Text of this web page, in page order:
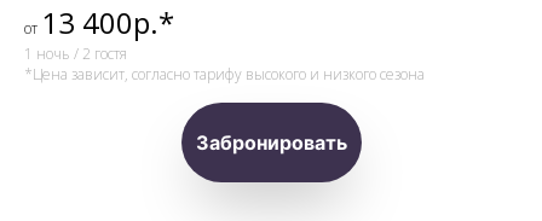
от 13 400р.*
1 ночь / 2 гостя
*Цена зависит, согласно тарифу высокого и низкого сезона
Забронировать